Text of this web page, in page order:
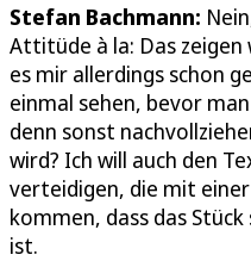
Stefan Bachmann:
Attitüde à la: Das
es mir allerdings schon
einmal sehen, bevor
denn sonst
wird? Ich will auch den
verteidigen, die mit
kommen, dass das
ist.